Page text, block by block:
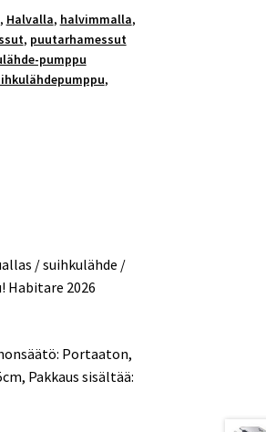
, Halvalla, halvimmalla,
, puutarhamessut
pumppu
,
/ suihkulähde /
Habitare 2026
Portaaton,
Pakkaus sisältää: